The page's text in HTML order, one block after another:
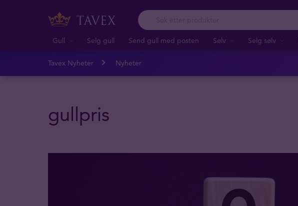
Gull Selg gull Send gull med posten Sølv Selg sølv
Tavex Nyheter Nyheter
gullpris